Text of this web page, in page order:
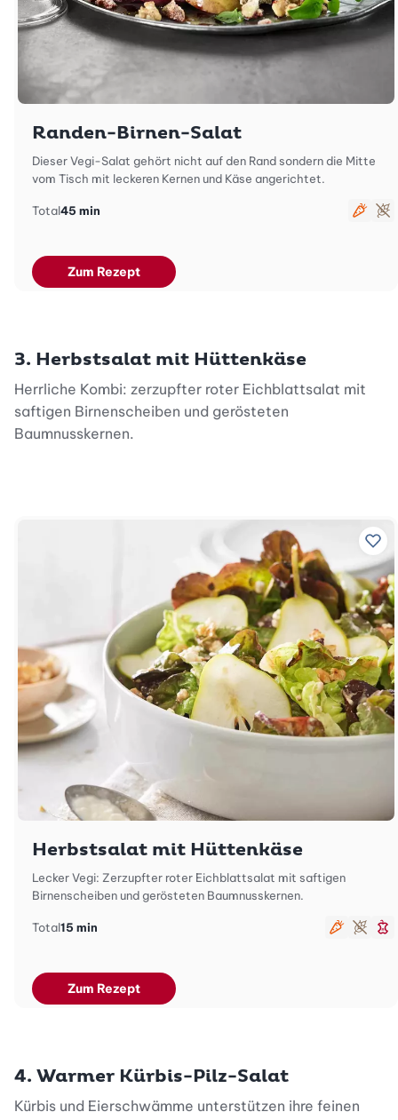
Randen-Birnen-Salat
Dieser Vegi-Salat gehört nicht auf den Rand sondern die Mitte
vom Tisch mit leckeren Kernen und Käse angerichtet.
Total45 min
Zum Rezept
3. Herbstsalat mit Hüttenkäse
Herrliche Kombi: zerzupfter roter Eichblattsalat mit
saftigen Birnenscheiben und gerösteten
Baumnusskernen.
Zu
Herbstsalat mit Hüttenkäse
Lecker Vegi: Zerzupfter roter Eichblattsalat mit saftigen
Birnenscheiben und gerösteten Baumnusskernen.
Total15 min
Zum Rezept
4. Warmer Kürbis-Pilz-Salat
Kürbis und Eierschwämme unterstützen ihre feinen